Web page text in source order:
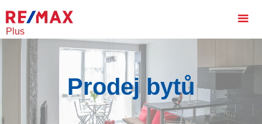
Plus
Prodej bytů